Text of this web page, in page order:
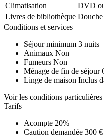
Climatisation
DVD
Livres de bibliothèque Douche
Conditions et services
Séjour minimum 3 nuits
Animaux Non
Fumeurs Non
Ménage de fin de séjour
Linge de maison Inclus
Voir les conditions particulières
Tarifs
Acompte 20%
Caution demandée 300 €